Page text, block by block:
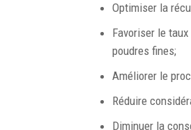
Optimiser la
Favoriser le
poudres fines;
Améliorer le
Réduire
Diminuer la